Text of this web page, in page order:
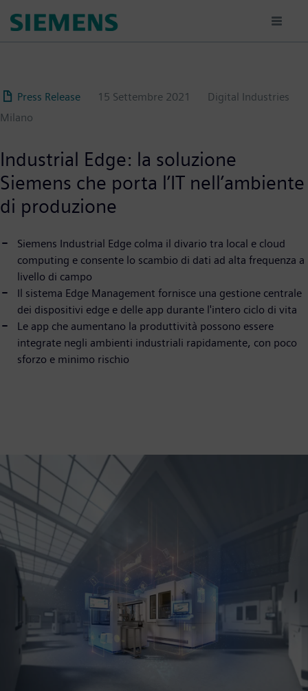
Press Release 15 Settembre 2021
Digital Industries
Milano
Industrial Edge: la soluzione
Siemens che porta l’IT nell’ambiente
di produzione
Siemens Industrial Edge colma il divario tra local e cloud
computing e consente lo scambio di dati ad alta frequenza a
livello di campo
Il sistema Edge Management fornisce una gestione centrale
dei dispositivi edge e delle app durante l'intero ciclo di vita
Le app che aumentano la produttività possono essere
integrate negli ambienti industriali rapidamente, con poco
sforzo e minimo rischio